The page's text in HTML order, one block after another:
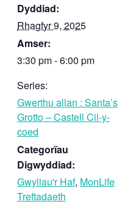
Dyddiad:
Rhagfyr 9, 2025
Amser:
3:30 pm - 6:00 pm
Series:
Gwerthu allan : Santa’s
Grotto – Castell Cil-y-
coed
Categorïau
Digwyddiad:
Gwyliau'r Haf, MonLife
Treftadaeth